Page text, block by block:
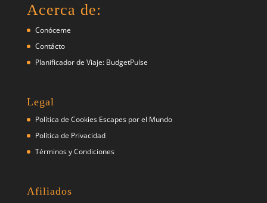
Acerca de:
Conóceme
Contácto
Planificador de Viaje: BudgetPulse
Legal
Política de Cookies Escapes por el Mundo
Política de Privacidad
Términos y Condiciones
Afiliados